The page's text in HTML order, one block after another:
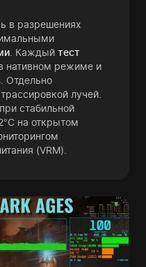
в разрешениях
. Каждый тест
нативном режиме и
. Отдельно
лучей.
стабильной
на открытом
(VRM).